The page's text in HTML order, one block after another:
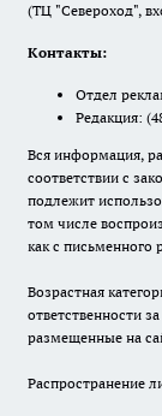
(ТЦ "Североход",
Контакты:
Отдел
Редакция:
Вся информация,
соответствии с
подлежит
том числе
как с письменного
Возрастная
ответственности
размещенные на
Распространение